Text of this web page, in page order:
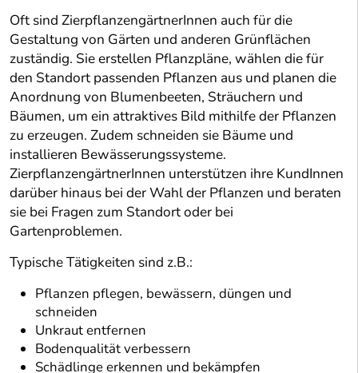
Oft sind ZierpflanzengärtnerInnen auch für die
Gestaltung von Gärten und anderen Grünflächen
zuständig. Sie erstellen Pflanzpläne, wählen die für
den Standort passenden Pflanzen aus und planen die
Anordnung von Blumenbeeten, Sträuchern und
Bäumen, um ein attraktives Bild mithilfe der Pflanzen
zu erzeugen. Zudem schneiden sie Bäume und
installieren Bewässerungssysteme.
ZierpflanzengärtnerInnen unterstützen ihre KundInnen
darüber hinaus bei der Wahl der Pflanzen und beraten
sie bei Fragen zum Standort oder bei
Gartenproblemen.
Typische Tätigkeiten sind z.B.:
Pflanzen pflegen, bewässern, düngen und
schneiden
Unkraut entfernen
Bodenqualität verbessern
Schädlinge erkennen und bekämpfen